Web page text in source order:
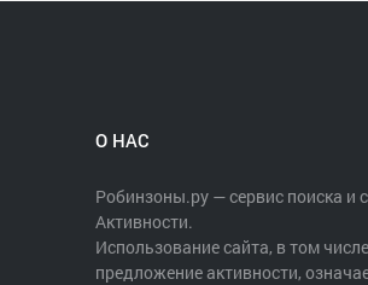
О НАС
Робинзоны.ру — сервис поиска и
Активности.
Использование сайта, в том числе
предложение активности,